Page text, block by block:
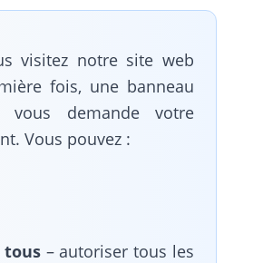
visitez notre site web
fois, une banneau
vous demande votre
Vous pouvez :
tous– autoriser tous les